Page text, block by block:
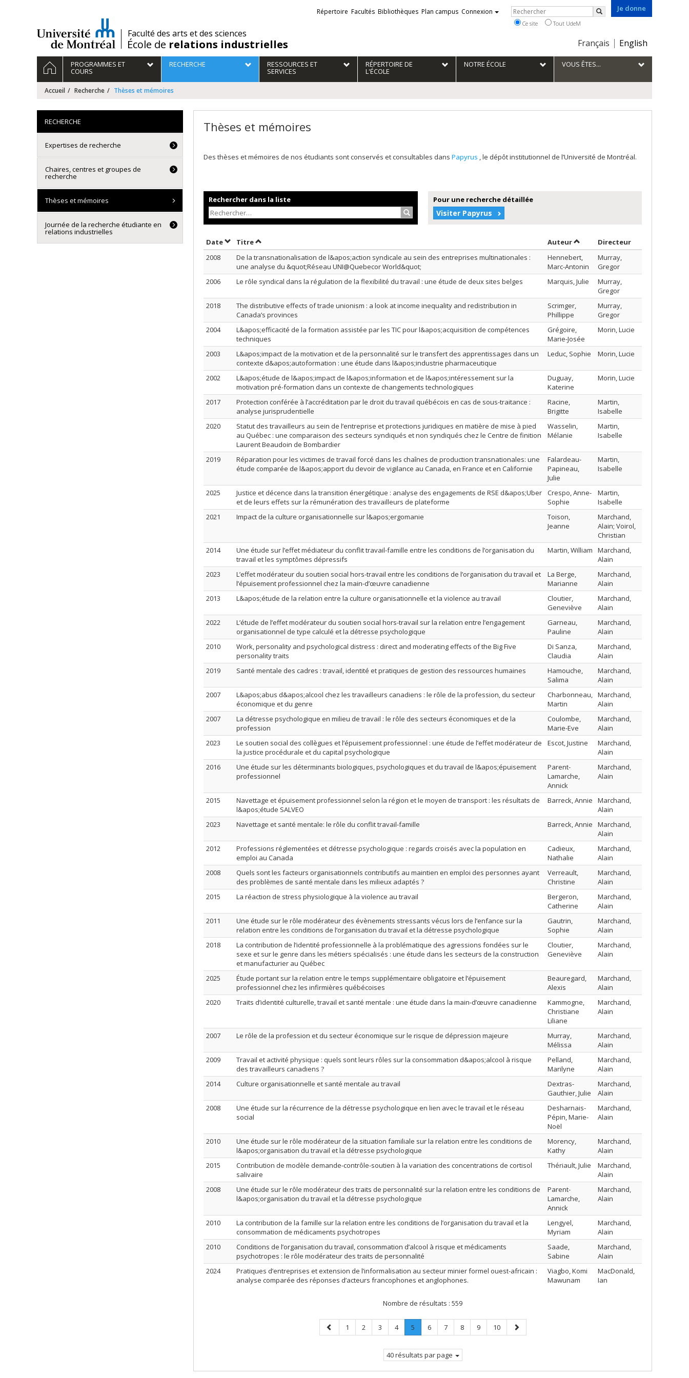
/Faculté des arts et des sciences
École de relations industrielles
Je donne
Choix
la
langue
Français English
Liens
externes
Répertoire Facultés Bibliothèques Plan campus Connexion Rechercher
Rechercher
Ce site Tout UdeM
Navigation
principale
ACCUEILPROGRAMMES ET
COURS
RECHERCHE RESSOURCES ET
SERVICES
RÉPERTOIRE DE
L'ÉCOLE
NOTRE ÉCOLE VOUS ÊTES...
Accueil Recherche Thèses et mémoires
Thèses et mémoires
Des thèses et mémoires de nos étudiants sont conservés et consultables dans Papyrus , le dépôt institutionnel de l’Université de Montréal.
Rechercher dans la liste
Rechercher…
Pour une recherche détaillée
Visiter Papyrus
DateTrier par date en ordre décroissant
TitreTrier par titre en ordre décroissant AuteurTrier par auteur en ordre
Directeur
2008
De la transnationalisation de l&apos;action syndicale au sein des entreprises multinationales :
une analyse du &quot;Réseau UNI@Quebecor World&quot;
Hennebert,
Marc-Antonin
Murray,
Gregor
2006
Le rôle syndical dans la régulation de la flexibilité du travail : une étude de deux sites belges Marquis, Julie
Murray,
Gregor
2018
The distributive effects of trade unionism : a look at income inequality and redistribution in
Canada’s provinces
Scrimger,
Phillippe
Murray,
Gregor
2004
L&apos;efficacité de la formation assistée par les TIC pour l&apos;acquisition de compétences
techniques
Grégoire,
Marie-Josée
Morin, Lucie
2003
L&apos;impact de la motivation et de la personnalité sur le transfert des apprentissages dans un
contexte d&apos;autoformation : une étude dans l&apos;industrie pharmaceutique
Leduc, Sophie Morin, Lucie
2002
L&apos;étude de l&apos;impact de l&apos;information et de l&apos;intéressement sur la
motivation pré-formation dans un contexte de changements technologiques
Duguay,
Katerine
Morin, Lucie
2017
Protection conférée à l’accréditation par le droit du travail québécois en cas de sous-traitance :
analyse jurisprudentielle
Racine,
Brigitte
Martin,
Isabelle
2020
Statut des travailleurs au sein de l’entreprise et protections juridiques en matière de mise à pied
au Québec : une comparaison des secteurs syndiqués et non syndiqués chez le Centre de finition
Laurent Beaudoin de Bombardier
Wasselin,
Mélanie
Martin,
Isabelle
2019
Réparation pour les victimes de travail forcé dans les chaînes de production transnationales: une
étude comparée de l&apos;apport du devoir de vigilance au Canada, en France et en Californie
Falardeau-
Papineau,
Julie
Martin,
Isabelle
2025
Justice et décence dans la transition énergétique : analyse des engagements de RSE d&apos;Uber
et de leurs effets sur la rémunération des travailleurs de plateforme
Crespo, Anne-
Sophie
Martin,
Isabelle
2021
Impact de la culture organisationnelle sur l&apos;ergomanie
Toison,
Jeanne
Marchand,
Alain; Voirol,
Christian
2014
Une étude sur l’effet médiateur du conflit travail-famille entre les conditions de l’organisation du
travail et les symptômes dépressifs
Martin, William
Marchand,
Alain
2023
L’effet modérateur du soutien social hors-travail entre les conditions de l’organisation du travail et
l’épuisement professionnel chez la main-d’œuvre canadienne
La Berge,
Marianne
Marchand,
Alain
2013
L&apos;étude de la relation entre la culture organisationnelle et la violence au travail
Cloutier,
Geneviève
Marchand,
Alain
2022
L’étude de l’effet modérateur du soutien social hors-travail sur la relation entre l’engagement
organisationnel de type calculé et la détresse psychologique
Garneau,
Pauline
Marchand,
Alain
2010
Work, personality and psychological distress : direct and moderating effects of the Big Five
personality traits
Di Sanza,
Claudia
Marchand,
Alain
2019
Santé mentale des cadres : travail, identité et pratiques de gestion des ressources humaines
Hamouche,
Salima
Marchand,
Alain
2007
L&apos;abus d&apos;alcool chez les travailleurs canadiens : le rôle de la profession, du secteur
économique et du genre
Charbonneau,
Martin
Marchand,
Alain
2007
La détresse psychologique en milieu de travail : le rôle des secteurs économiques et de la
profession
Coulombe,
Marie-Eve
Marchand,
Alain
2023
Le soutien social des collègues et l’épuisement professionnel : une étude de l’effet modérateur de
la justice procédurale et du capital psychologique
Escot, Justine
Marchand,
Alain
2016
Une étude sur les déterminants biologiques, psychologiques et du travail de l&apos;épuisement
professionnel
Parent-
Lamarche,
Annick
Marchand,
Alain
2015
Navettage et épuisement professionnel selon la région et le moyen de transport : les résultats de
l&apos;étude SALVEO
Barreck, Annie
Marchand,
Alain
2023
Navettage et santé mentale: le rôle du conflit travail-famille Barreck, Annie
Marchand,
Alain
2012
Professions réglementées et détresse psychologique : regards croisés avec la population en
emploi au Canada
Cadieux,
Nathalie
Marchand,
Alain
2008
Quels sont les facteurs organisationnels contributifs au maintien en emploi des personnes ayant
des problèmes de santé mentale dans les milieux adaptés ?
Verreault,
Christine
Marchand,
Alain
2015
La réaction de stress physiologique à la violence au travail
Bergeron,
Catherine
Marchand,
Alain
2011
Une étude sur le rôle modérateur des évènements stressants vécus lors de l’enfance sur la
relation entre les conditions de l’organisation du travail et la détresse psychologique
Gautrin,
Sophie
Marchand,
Alain
2018
La contribution de l’identité professionnelle à la problématique des agressions fondées sur le
sexe et sur le genre dans les métiers spécialisés : une étude dans les secteurs de la construction
et manufacturier au Québec
Cloutier,
Geneviève
Marchand,
Alain
2025
Étude portant sur la relation entre le temps supplémentaire obligatoire et l’épuisement
professionnel chez les infirmières québécoises
Beauregard,
Alexis
Marchand,
Alain
2020
Traits d’identité culturelle, travail et santé mentale : une étude dans la main-d’œuvre canadienne
Kammogne,
Christiane
Liliane
Marchand,
Alain
2007 Le rôle de la profession et du secteur économique sur le risque de dépression majeure
Murray,
Mélissa
Marchand,
Alain
2009
Travail et activité physique : quels sont leurs rôles sur la consommation d&apos;alcool à risque
des travailleurs canadiens ?
Pelland,
Marilyne
Marchand,
Alain
2014
Culture organisationnelle et santé mentale au travail
Dextras-
Gauthier, Julie
Marchand,
Alain
2008
Une étude sur la récurrence de la détresse psychologique en lien avec le travail et le réseau
social
Desharnais-
Pépin, Marie-
Noël
Marchand,
Alain
2010
Une étude sur le rôle modérateur de la situation familiale sur la relation entre les conditions de
l&apos;organisation du travail et la détresse psychologique
Morency,
Kathy
Marchand,
Alain
2015
Contribution de modèle demande-contrôle-soutien à la variation des concentrations de cortisol
salivaire
Thériault, Julie
Marchand,
Alain
2008
Une étude sur le rôle modérateur des traits de personnalité sur la relation entre les conditions de
l&apos;organisation du travail et la détresse psychologique
Parent-
Lamarche,
Annick
Marchand,
Alain
2010
La contribution de la famille sur la relation entre les conditions de l’organisation du travail et la
consommation de médicaments psychotropes
Lengyel,
Myriam
Marchand,
Alain
2010
Conditions de l’organisation du travail, consommation d’alcool à risque et médicaments
psychotropes : le rôle modérateur des traits de personnalité
Saade,
Sabine
Marchand,
Alain
2024
Pratiques d’entreprises et extension de l’informalisation au secteur minier formel ouest-africain :
analyse comparée des réponses d’acteurs francophones et anglophones.
Viagbo, Komi
Mawunam
MacDonald,
Ian
Nombre de résultats : 559
Page
précédente
Page
1 Page
2 Page
3 Page
4 Page
5.
Page
Page
6 Page
7 Page
8 Page
9 Page
10
Page
suivante
40 résultats par page
RECHERCHE
Expertises de recherche
Chaires, centres et groupes de
recherche
Thèses et mémoires
Journée de la recherche étudiante en
relations industrielles